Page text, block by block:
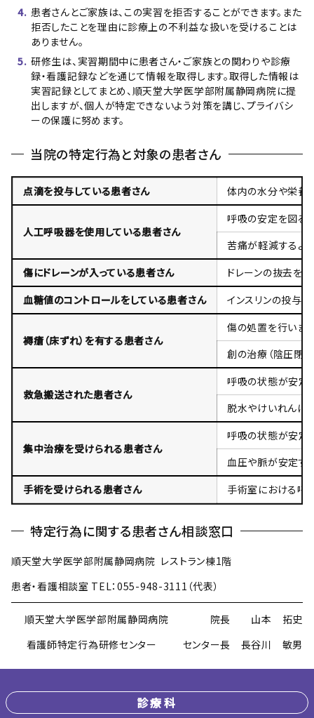
患者さんとご家族は、この実習を拒否することができます。また
拒否したことを理由に診療上の不利益な扱いを受けることは
ありません。
研修生は、実習期間中に患者さん・ご家族との関わりや診療
録・看護記録などを通じて情報を取得します。取得した情報は
実習記録としてまとめ、順天堂大学医学部附属静岡病院に提
出しますが、個人が特定できないよう対策を講じ、プライバシ
ーの保護に努めます。
当院の特定行為と対象の患者さん
点滴を投与している患者さん 体内の水分や栄養
人工呼吸器を使用している患者さん
呼吸の安定を図る
苦痛が軽減するよ
傷にドレーンが入っている患者さん
ドレーンの抜去を
血糖値のコントロールをしている患者さん
インスリンの投与
褥瘡（床ずれ）を有する患者さん
傷の処置を行いま
創の治療（陰圧閉
救急搬送された患者さん
呼吸の状態が安定
脱水やけいれんに
集中治療を受けられる患者さん
呼吸の状態が安定
血圧や脈が安定す
手術を受けられる患者さん
手術室における呼
特定行為に関する患者さん相談窓口
順天堂大学医学部附属静岡病院 レストラン棟1階
患者・看護相談室 TEL：055-948-3111（代表）
順天堂大学医学部附属静岡病院 院長 山本 拓史
看護師特定行為研修センター センター長 長谷川 敏男
診療科